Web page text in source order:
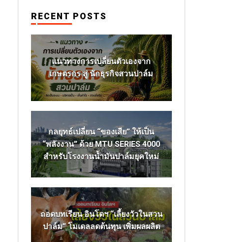
RECENT POSTS
แนวทางการเปลี่ยนตัวเองจาก
เกษตรกร สู่ นักธุรกิจสวนปาล์ม
กลยุทธ์เปลี่ยน “ของเสีย” ให้เป็น
“พลังงาน” ด้วย MTU SERIES 4000
สำหรับโรงงานน้ำมันปาล์มยุคใหม่
ถอดบทเรียน อินโดฯ “เลี้ยงวัวในสวน
ปาล์ม” โมเดลลดต้นทุน เพิ่มผลผลิต